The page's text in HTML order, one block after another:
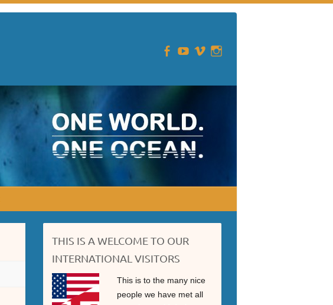
THIS IS A WELCOME TO OUR
INTERNATIONAL VISITORS
This is to the many nice
people we have met all